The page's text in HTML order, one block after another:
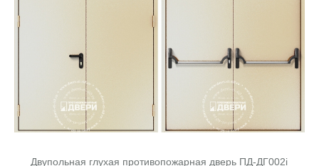
Двупольная глухая противопожарная дверь ПД-ДГ002i